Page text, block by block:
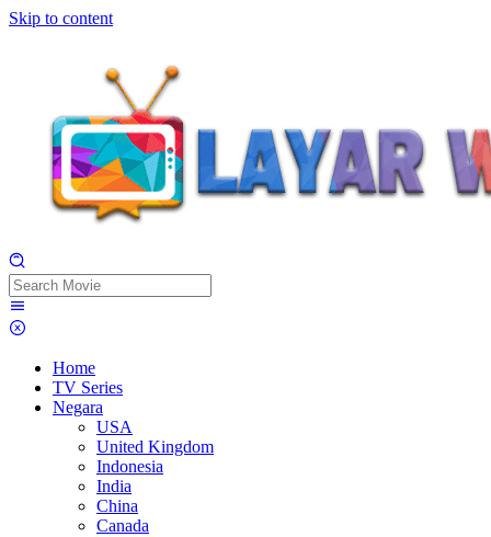
Skip to content
Home
TV Series
Negara
USA
United Kingdom
Indonesia
India
China
Canada